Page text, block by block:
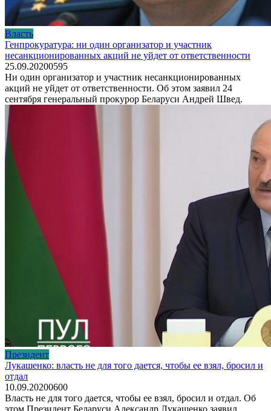
Власть
Генпрокуратура: ни один организатор и участник
несанкционированных акций не уйдет от ответственности
25.09.20200595
Ни один организатор и участник несанкционированных
акций не уйдет от ответственности. Об этом заявил 24
сентября генеральный прокурор Беларуси Андрей Швед.
Президент
Лукашенко: власть не для того дается, чтобы ее взял, бросил и
отдал
10.09.20200600
Власть не для того дается, чтобы ее взял, бросил и отдал. Об
этом Президент Беларуси Александр Лукашенко заявил